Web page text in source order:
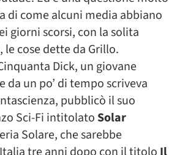
di come alcuni media abbiano
giorni scorsi, con la solita
cose dette da Grillo.
Dick, un giovane
da un po’ di tempo scriveva
pubblicò il suo
Sci-Fi intitolato Solar
Solare, che sarebbe